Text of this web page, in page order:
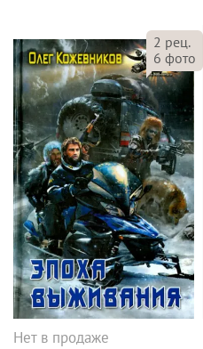
2 рец.
6 фото
Нет в продаже